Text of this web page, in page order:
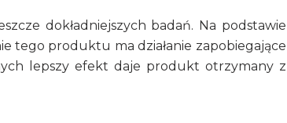
dokładniejszych badań. Na podstawie
tego produktu ma działanie zapobiegające
lepszy efekt daje produkt otrzymany z